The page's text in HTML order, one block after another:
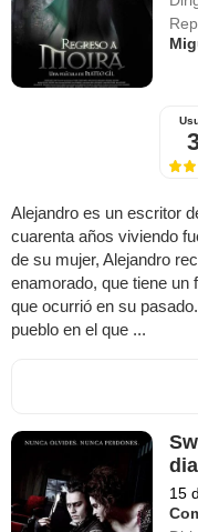
Alejandro es un escritor
cuarenta años viviendo
de su mujer, Alejandro
enamorado, que tiene un
que ocurrió en su
pueblo en el que ...
15